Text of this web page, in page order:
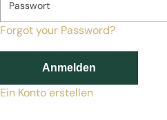
Forgot your Password?
Anmelden
Ein Konto erstellen